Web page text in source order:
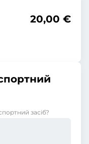
20,00 €
засіб?